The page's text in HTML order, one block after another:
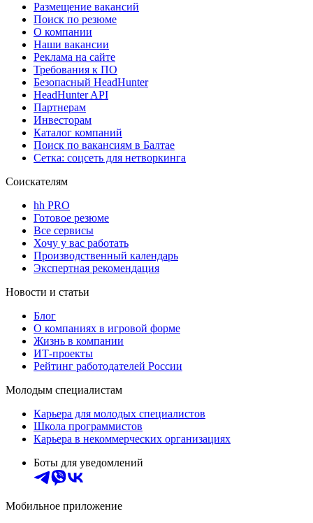
Размещение вакансий
Поиск по резюме
О компании
Наши вакансии
Реклама на сайте
Требования к ПО
Безопасный HeadHunter
HeadHunter API
Партнерам
Инвесторам
Каталог компаний
Поиск по вакансиям в Балтае
Сетка: соцсеть для нетворкинга
Соискателям
hh PRO
Готовое резюме
Все сервисы
Хочу у вас работать
Производственный календарь
Экспертная рекомендация
Новости и статьи
Блог
О компаниях в игровой форме
Жизнь в компании
ИТ-проекты
Рейтинг работодателей России
Молодым специалистам
Карьера для молодых специалистов
Школа программистов
Карьера в некоммерческих организациях
Боты для уведомлений
Мобильное приложение